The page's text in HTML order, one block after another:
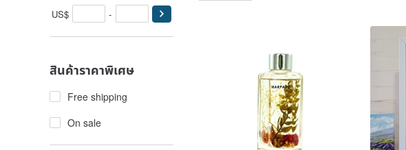
US$ -
สินค้าราคาพิเศษ
Free shipping
On sale